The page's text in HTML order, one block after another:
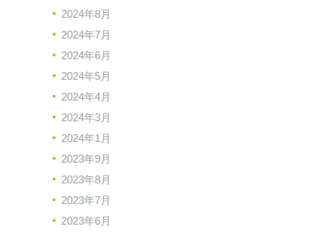
2024年8月
2024年7月
2024年6月
2024年5月
2024年4月
2024年3月
2024年1月
2023年9月
2023年8月
2023年7月
2023年6月